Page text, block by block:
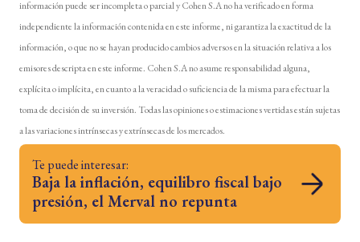
información puede ser incompleta o parcial y Cohen S.A no ha verificado en forma
independiente la información contenida en este informe, ni garantiza la exactitud de la
información, o que no se hayan producido cambios adversos en la situación relativa a los
emisores descripta en este informe. Cohen S.A no asume responsabilidad alguna,
explícita o implícita, en cuanto a la veracidad o suficiencia de la misma para efectuar la
toma de decisión de su inversión. Todas las opiniones o estimaciones vertidas están sujetas
a las variaciones intrínsecas y extrínsecas de los mercados.
Te puede interesar:
Baja la inflación, equilibro fiscal bajo
presión, el Merval no repunta